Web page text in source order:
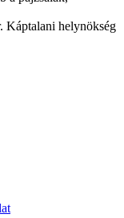
Káptalani helynökség